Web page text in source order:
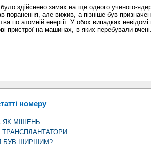
здійснено замах на ще одного ученого-
поранення, але вижив, а пізніше був
по атомній енергії. У обох випадках
пристрої на машинах, в яких перебували
номеру
ЯК МІШЕНЬ
ТРАНСПЛАНТАТОРИ
БУВ ШИРШИМ?